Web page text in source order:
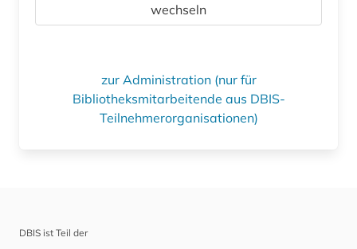
wechseln
zur Administration (nur für
Bibliotheksmitarbeitende aus DBIS-
Teilnehmerorganisationen)
DBIS ist Teil der